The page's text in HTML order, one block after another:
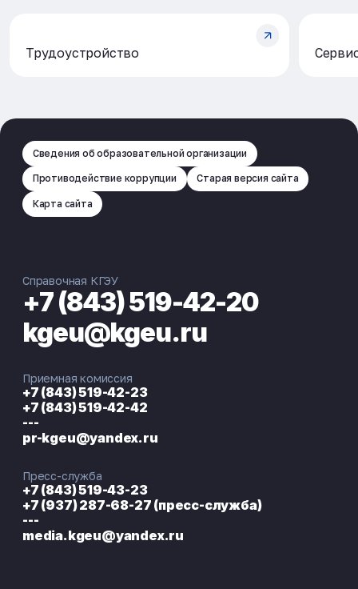
Трудоустройство
Сведения об образовательной организации
Противодействие коррупции Старая версия сайта
Карта сайта
Справочная КГЭУ
+7 (843) 519-42-20
kgeu@kgeu.ru
Приемная комиссия
+7 (843) 519-42-23
+7 (843) 519-42-42
---
pr-kgeu@yandex.ru
Пресс-служба
+7 (843) 519-43-23
+7 (937) 287-68-27 (пресс-служба)
---
media.kgeu@yandex.ru